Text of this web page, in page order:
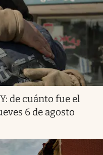
de cuánto fue el
6 de agosto